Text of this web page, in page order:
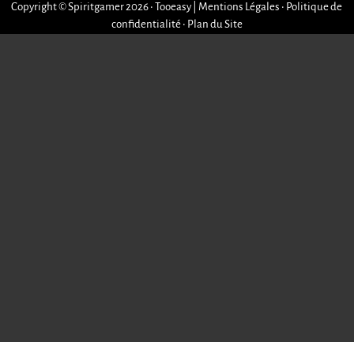
Copyright © Spiritgamer 2026 • Tooeasy Mentions Légales • Politique de
confidentialité • Plan du Site